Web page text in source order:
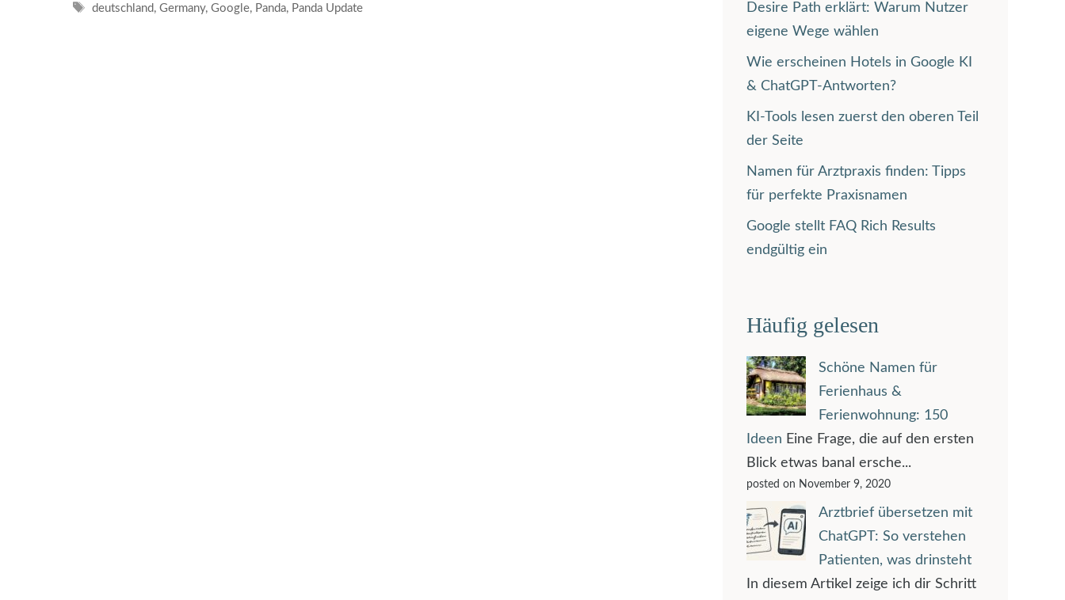
Schlagwörter
deutschland ,Germany,Google, Panda, Panda Update
Desire Path erklärt: Warum Nutzer
eigene Wege wählen
Wie erscheinen Hotels in Google KI
& ChatGPT-Antworten?
KI-Tools lesen zuerst den oberen Teil
der Seite
Namen für Arztpraxis finden: Tipps
für perfekte Praxisnamen
Google stellt FAQ Rich Results
endgültig ein
Häufig gelesen
Schöne Namen für
Ferienhaus &
Ferienwohnung: 150
Ideen Eine Frage, die auf den ersten
Blick etwas banal ersche...
posted on November 9, 2020
Arztbrief übersetzen mit
ChatGPT: So verstehen
Patienten, was drinsteht
In diesem Artikel zeige ich dir Schritt